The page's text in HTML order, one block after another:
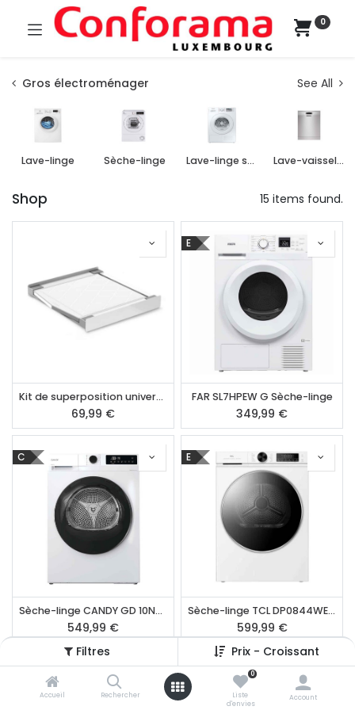
Filtres Prix - Croissant
Accueil Rechercher
0
Liste
d'envies
Account
0
Gros électroménager See All
Lave-linge Sèche-linge Lave-linge séchant Lave-vaisselle
Shop 15 items found.
Kit de superposition universel
69,99 €
E
FAR SL7HPEW G Sèche-linge
349,99 €
C
Sèche-linge CANDY GD 10N3B-S
549,99 €
E
Sèche-linge TCL DP0844WE1NL
599,99 €
B E